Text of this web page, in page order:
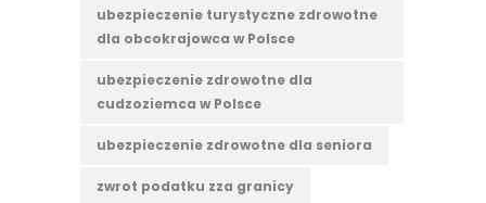
ubezpieczenie turystyczne zdrowotne
dla obcokrajowca w Polsce
ubezpieczenie zdrowotne dla
cudzoziemca w Polsce
ubezpieczenie zdrowotne dla seniora
zwrot podatku zza granicy